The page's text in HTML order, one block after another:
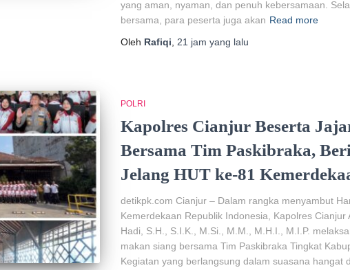
yang aman, nyaman, dan penuh kebersamaan.
bersama, para peserta juga akan Read more
Oleh Rafiqi 21 jam yang lalu
POLRI
Kapolres Cianjur Beserta
Bersama Tim Paskibraka,
Jelang HUT ke-81
detikpk.com ‎Cianjur – Dalam rangka menyambut
Kemerdekaan Republik Indonesia, Kapolres Cianjur
Hadi, S.H., S.I.K., M.Si., M.M., M.H.I., M.I.P.
makan siang bersama Tim Paskibraka Tingkat
‎‎Kegiatan yang berlangsung dalam suasana hangat